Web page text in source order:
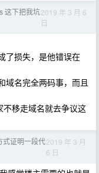
这下把我坑2019 年 3 月 6
日
了损失，是他错误在
域名完全两码事，而且
不移走域名就去争议这
式证明一段代2019 年 3 月
6 日